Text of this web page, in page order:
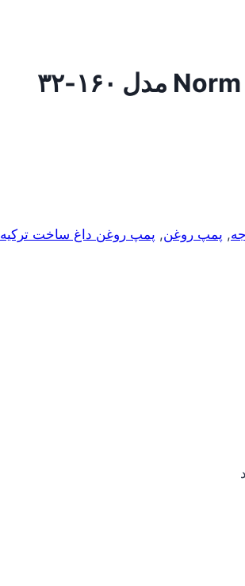
, پمپ روغن, پمپ روغن داغ ساخت ترکیه